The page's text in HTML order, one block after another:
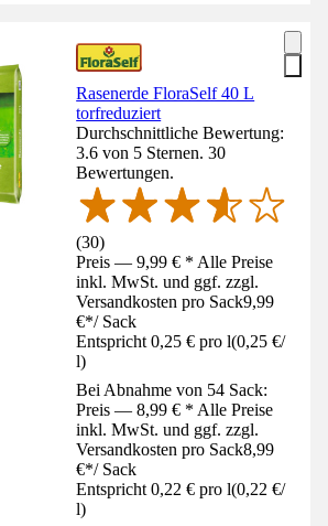
Rasenerde FloraSelf 40 L
torfreduziert
Durchschnittliche Bewertung:
3.6 von 5 Sternen. 30
Bewertungen.
(30)
Preis — 9,99 € * Alle Preise
inkl. MwSt. und ggf. zzgl.
Versandkosten pro Sack9,99
€*/ Sack
Entspricht 0,25 € pro l(0,25 €/
l)
Bei Abnahme von 54 Sack:
Preis — 8,99 € * Alle Preise
inkl. MwSt. und ggf. zzgl.
Versandkosten pro Sack8,99
€*/ Sack
Entspricht 0,22 € pro l(0,22 €/
l)